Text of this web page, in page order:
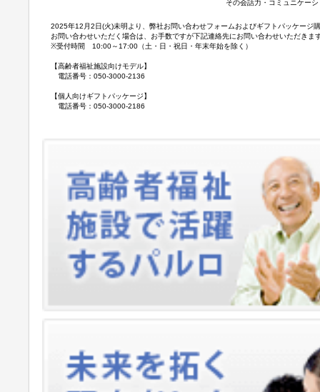
その会話力・コミュニケー
2025年12月2日(火)未明より、弊社お問い合わせフォームおよびギフトパッケージ
お問い合わせいただく場合は、お手数ですが下記連絡先にお問い合わせいただきま
※受付時間 10:00～17:00（土・日・祝日・年末年始を除く）
【高齢者福祉施設向けモデル】
電話番号：050-3000-2136
【個人向けギフトパッケージ】
電話番号：050-3000-2186